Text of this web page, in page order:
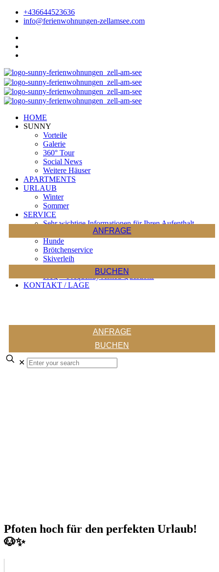
+436644523636
info@ferienwohnungen-zellamsee.com
HOME
SUNNY
Vorteile
Galerie
360° Tour
Social News
Weitere Häuser
APARTMENTS
URLAUB
Winter
Sommer
SERVICE
Sehr wichtige Informationen für Ihren Aufenthalt
Hunde
Brötchenservice
Skiverleih
APP Zell am See / Kaprun
FAQ – Frequently Asked Questions
KONTAKT / LAGE
ANFRAGE
BUCHEN
ANFRAGE
BUCHEN
✕
Pfoten hoch für den perfekten Urlaub!
🐶✨